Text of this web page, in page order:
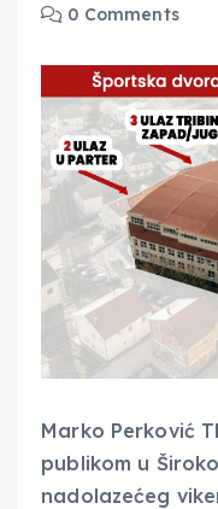
0 Comments
Marko Perković
publikom u
nadolazećeg